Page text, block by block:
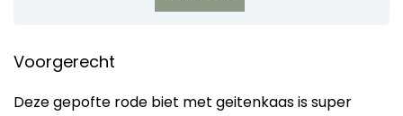
Voorgerecht
Deze gepofte rode biet met geitenkaas is super